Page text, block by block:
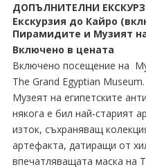
ДОПЪЛНИТЕЛНИ
Екскурзия до Кайро
Пирамидите и Музият
Включено в цената
Включено посещение на
The Grand Egyptian Museum.
Музеят на египетските
някога е бил най-старият
изток, съхраняващ
артефакта, датиращи от
впечатляващата маска на